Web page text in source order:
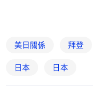
美日關係 拜登
日本 日本